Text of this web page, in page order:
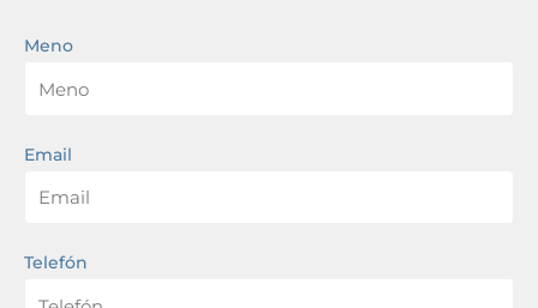
Meno
Email
Telefón